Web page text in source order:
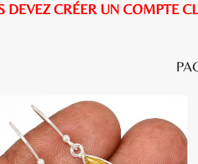
DEVEZ CRÉER UN COMPTE